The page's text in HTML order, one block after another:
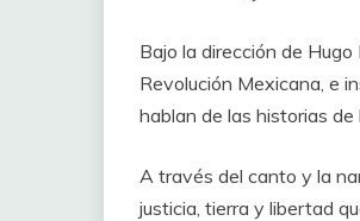
Bajo la dirección de
Revolución Mexicana, e
hablan de las historias de
A través del canto y la
justicia, tierra y libertad